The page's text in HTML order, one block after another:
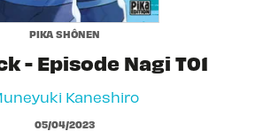
PIKA SHÔNEN
- Episode Nagi T01
Kaneshiro
05/04/2023